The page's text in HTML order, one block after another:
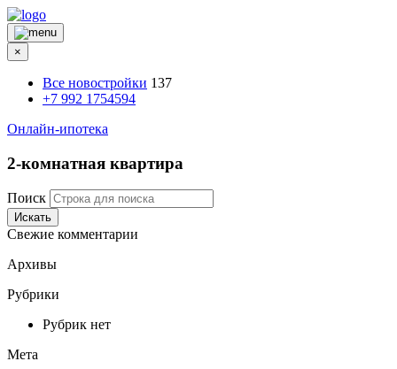
×
Все новостройки 137
+7 992 1754594
Онлайн-ипотека
2-комнатная квартира
Поиск
Искать
Свежие комментарии
Архивы
Рубрики
Рубрик нет
Мета